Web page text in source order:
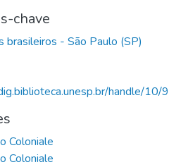
chave
brasileiros - São Paulo (SP)
handle/10/
Coloniale
Coloniale